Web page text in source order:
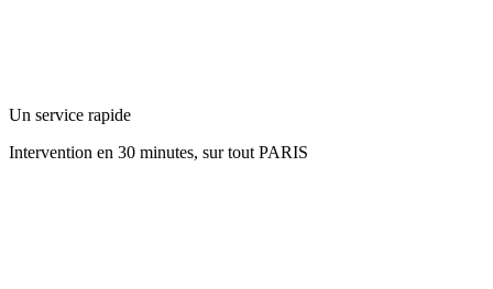
Un service rapide
Intervention en 30 minutes, sur tout PARIS